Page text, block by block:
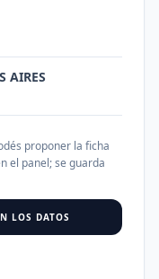
AIRES
proponer la ficha
el panel; se guarda
LOS DATOS